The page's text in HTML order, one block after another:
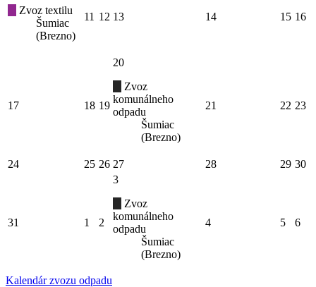
Zvoz textilu
Šumiac
(Brezno)
11 12 13 14 15 16
17 18 19
20
Zvoz
komunálneho
odpadu
Šumiac
(Brezno)
21 22 23
24 25 26 27 28 29 30
31 1 2
3
Zvoz
komunálneho
odpadu
Šumiac
(Brezno)
4 5 6
Kalendár zvozu odpadu